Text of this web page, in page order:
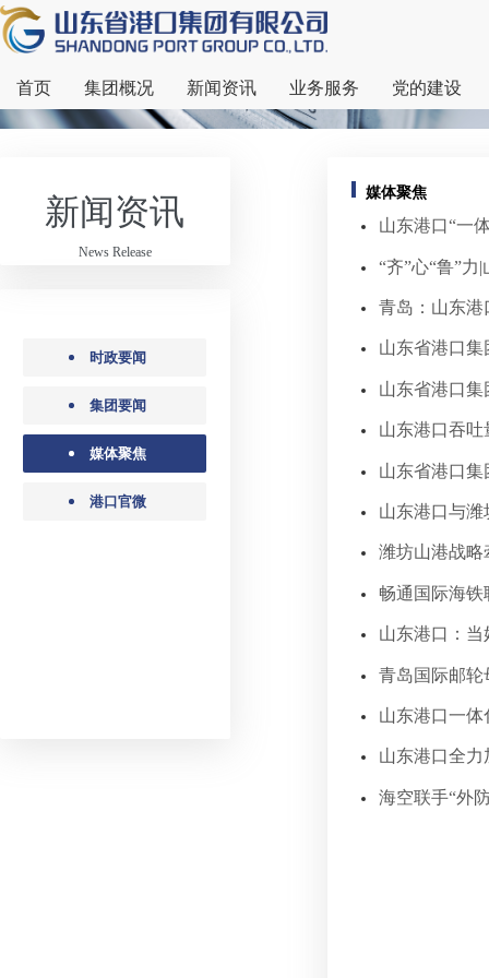
首页 集团概况 新闻资讯 业务服务 党的建设
新闻资讯
News Release
时政要闻
集团要闻
媒体聚焦
港口官微
媒体聚焦
山东港口“一
“齐”心“鲁”
青岛：山东
山东省港口
山东省港口
山东港口吞
山东省港口
山东港口与
潍坊山港战
畅通国际海
山东港口：
青岛国际邮
山东港口一
山东港口全
海空联手“外